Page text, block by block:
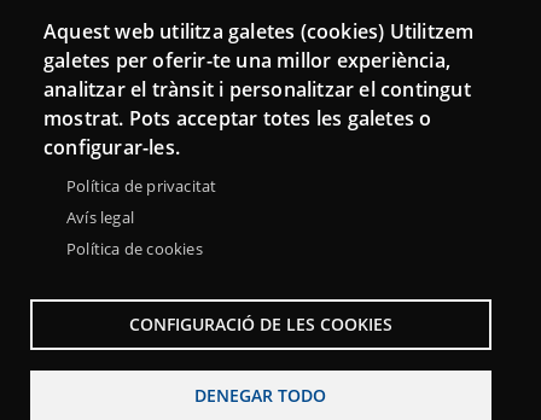
Conecta
Contacto
Hemeroteca
Aquest web utilitza galetes (cookies) Utilitzem
galetes per oferir-te una millor experiència,
analitzar el trànsit i personalitzar el contingut
mostrat. Pots acceptar totes les galetes o
configurar-les.
Política de privacitat
Avís legal
Política de cookies
CONFIGURACIÓ DE LES COOKIES
DENEGAR TODO